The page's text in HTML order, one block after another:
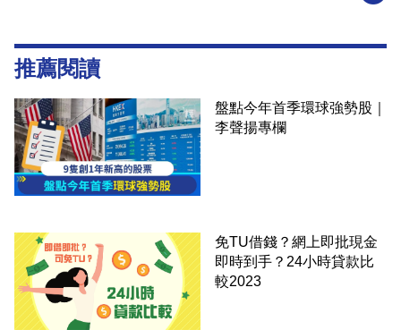
推薦閱讀
盤點今年首季環球強勢股｜
李聲揚專欄
免TU借錢？網上即批現金
即時到手？24小時貸款比
較2023